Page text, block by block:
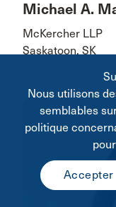
Michael A.
McKercher LLP
Saskatoon, SK
Nous utilisons
semblables
politique